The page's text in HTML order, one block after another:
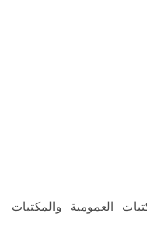
العمومية والمكتبات